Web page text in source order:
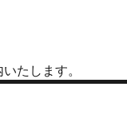
たします。